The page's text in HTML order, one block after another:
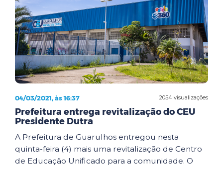
2054 visualizações
04/03/2021, às 16:37
Prefeitura entrega revitalização do CEU
Presidente Dutra
A Prefeitura de Guarulhos entregou nesta
quinta-feira (4) mais uma revitalização de Centro
de Educação Unificado para a comunidade. O